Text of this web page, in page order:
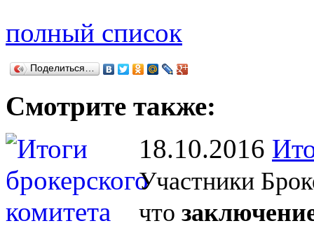
полный список
Поделиться…
Смотрите также:
18.10.2016
Участники
что